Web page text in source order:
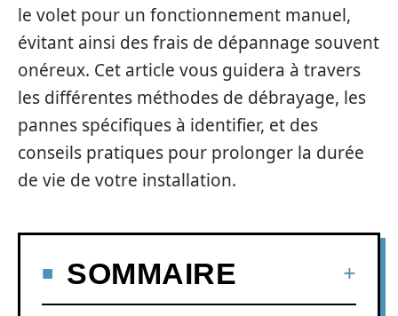
le volet pour un fonctionnement manuel,
évitant ainsi des frais de dépannage souvent
onéreux. Cet article vous guidera à travers
les différentes méthodes de débrayage, les
pannes spécifiques à identifier, et des
conseils pratiques pour prolonger la durée
de vie de votre installation.
SOMMAIRE